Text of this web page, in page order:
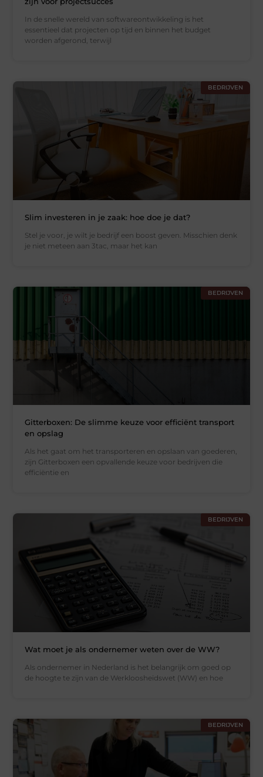
In de snelle wereld van softwareontwikkeling is het
essentieel dat projecten op tijd en binnen het budget
worden afgerond, terwijl
BEDRIJVEN
Slim investeren in je zaak: hoe doe je dat?
Stel je voor, je wilt je bedrijf een boost geven. Misschien denk
je niet meteen aan 3tac, maar het kan
BEDRIJVEN
Gitterboxen: De slimme keuze voor efficiënt transport
en opslag
Als het gaat om het transporteren en opslaan van goederen,
zijn Gitterboxen een opvallende keuze voor bedrijven die
efficiëntie en
BEDRIJVEN
Wat moet je als ondernemer weten over de WW?
Als ondernemer in Nederland is het belangrijk om goed op
de hoogte te zijn van de Werkloosheidswet (WW) en hoe
BEDRIJVEN